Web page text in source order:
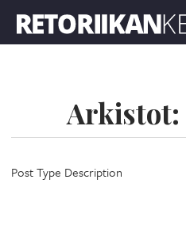
Arkistot:
Post Type Description